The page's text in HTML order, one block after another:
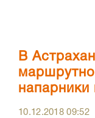
В
напарники
10.12.201809:52